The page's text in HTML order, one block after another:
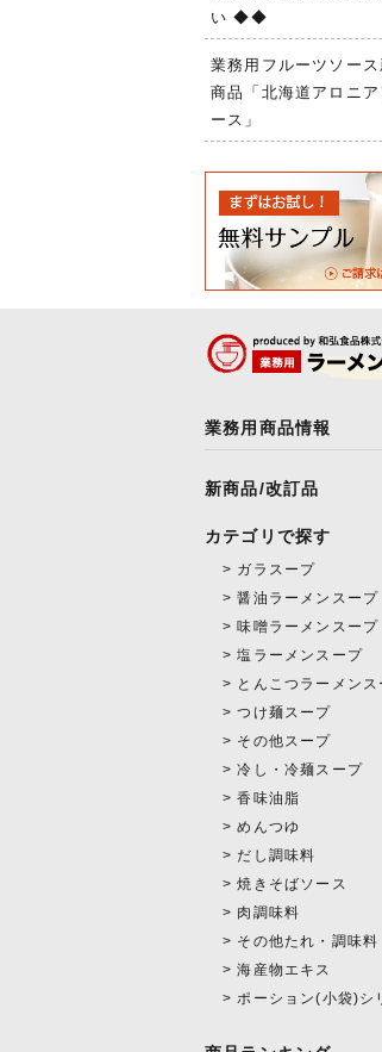
い ◆◆
業務用フルーツソース
商品「北海道アロニア
ース」
業務用商品情報
新商品/改訂品
カテゴリで探す
ガラスープ
醤油ラーメンスープ
味噌ラーメンスープ
塩ラーメンスープ
とんこつラーメンス
つけ麺スープ
その他スープ
冷し・冷麺スープ
香味油脂
めんつゆ
だし調味料
焼きそばソース
肉調味料
その他たれ・調味料
海産物エキス
ポーション(小袋)シ